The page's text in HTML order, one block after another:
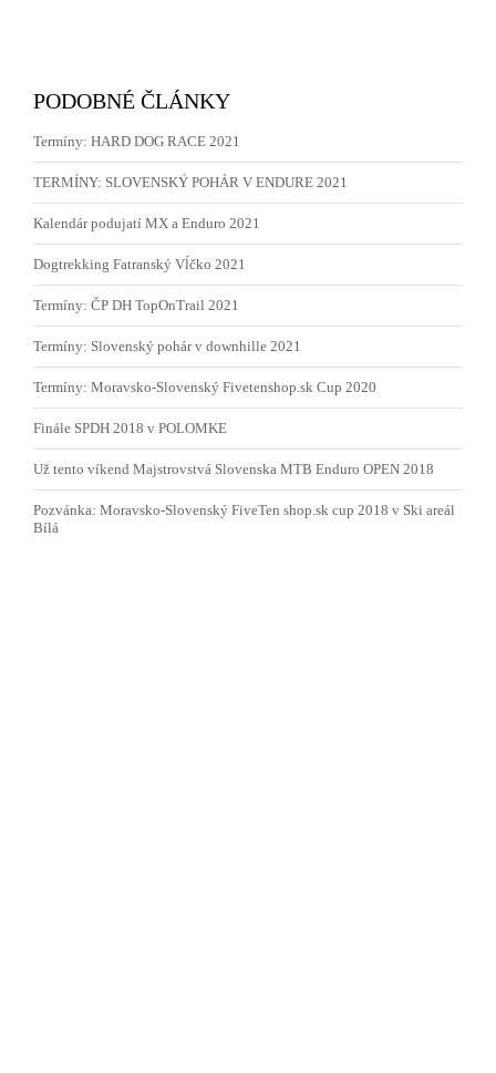
PODOBNÉ ČLÁNKY
Termíny: HARD DOG RACE 2021
TERMÍNY: SLOVENSKÝ POHÁR V ENDURE 2021
Kalendár podujatí MX a Enduro 2021
Dogtrekking Fatranský Vĺčko 2021
Termíny: ČP DH TopOnTrail 2021
Termíny: Slovenský pohár v downhille 2021
Termíny: Moravsko-Slovenský Fivetenshop.sk Cup 2020
Finále SPDH 2018 v POLOMKE
Už tento víkend Majstrovstvá Slovenska MTB Enduro OPEN 2018
Pozvánka: Moravsko-Slovenský FiveTen shop.sk cup 2018 v Ski areál
Bílá